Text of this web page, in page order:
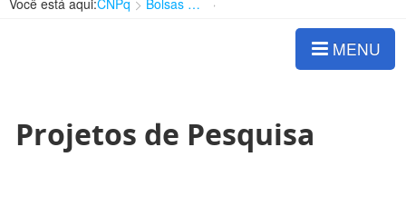
Você está aqui:CNPq Bolsas e Auxílios Vigentes
MENU
Projetos de Pesquisa